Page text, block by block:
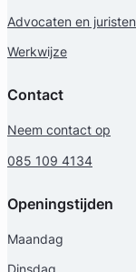
Advocaten en juristen
Werkwijze
Contact
Neem contact op
085 109 4134
Openingstijden
Maandag